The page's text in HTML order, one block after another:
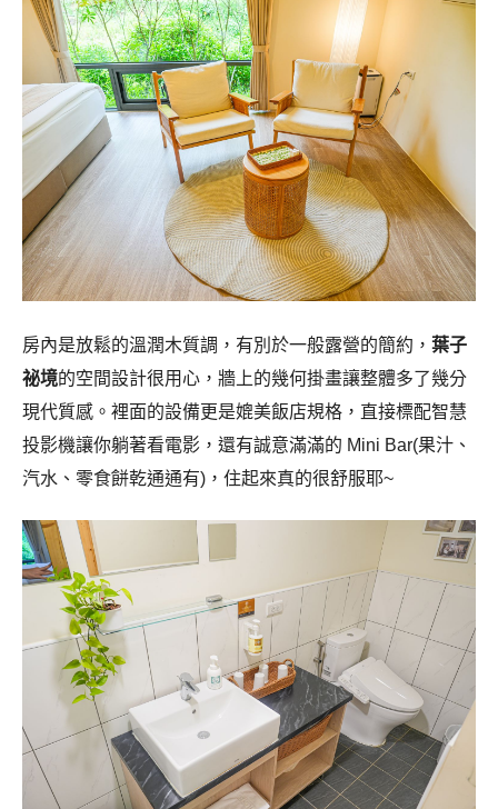
房內是放鬆的溫潤木質調，有別於一般露營的簡約， 葉子
祕境的空間設計很用心，牆上的幾何掛畫讓整體多了幾分
現代質感。裡面的設備更是媲美飯店規格，直接標配智慧
投影機讓你躺著看電影，還有誠意滿滿的 Mini Bar(果汁、
汽水、零食餅乾通通有)，住起來真的很舒服耶~